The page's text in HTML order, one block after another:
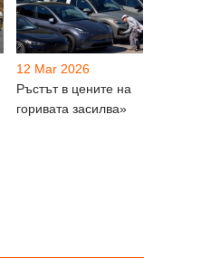
12 Mar 2026
Ръстът в цените на
горивата засилва»